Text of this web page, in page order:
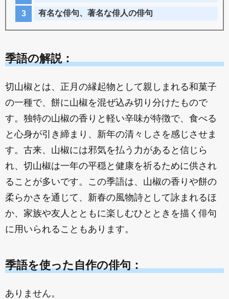
有名な俳句、著名な俳人の俳句
季語の解説：
切山椒とは、正月の縁起物として親しまれる和菓子
の一種で、餅に山椒を混ぜ込み切り分けたもので
す。独特の山椒の香りと軽い辛味が特徴で、食べる
と心身が引き締まり、新年の清々しさを感じさせま
す。古来、山椒には邪気を払う力があると信じら
れ、切山椒は一年の平穏と健康を祈るために供され
ることが多いです。この季語は、山椒の香りや餅の
柔らかさを通じて、新春の風物詩として詠まれるほ
か、家族や友人とともに楽しむひとときを描く俳句
に用いられることもあります。
季語を使った自作の俳句：
ありません。